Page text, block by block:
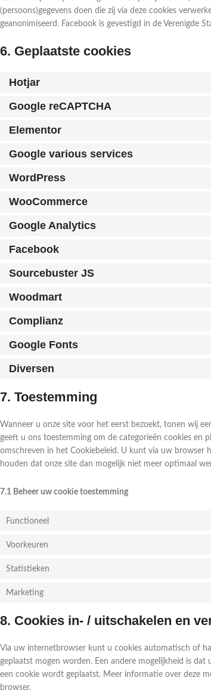
(persoons)gegevens doen die zij via deze cookies
geanonimiseerd. Facebook is gevestigd in de Verenigde
6. Geplaatste cookies
Hotjar
Google reCAPTCHA
Elementor
Google various services
WordPress
WooCommerce
Google Analytics
Facebook
Sourcebuster JS
Woodmart
Complianz
Google Fonts
Diversen
7. Toestemming
Wanneer u onze site voor het eerst bezoekt, tonen wij
geeft u ons toestemming om de categorieën cookies en
omschreven in het Cookiebeleid. U kunt via uw browser
houden dat onze site dan mogelijk niet meer optimaal
7.1 Beheer uw cookie toestemming
Functioneel
Voorkeuren
Statistieken
Marketing
8. Cookies in- / uitschakelen en
Via uw internetbrowser kunt u cookies automatisch of
geplaatst mogen worden. Een andere mogelijkheid is
een cookie wordt geplaatst. Meer informatie over deze
browser.